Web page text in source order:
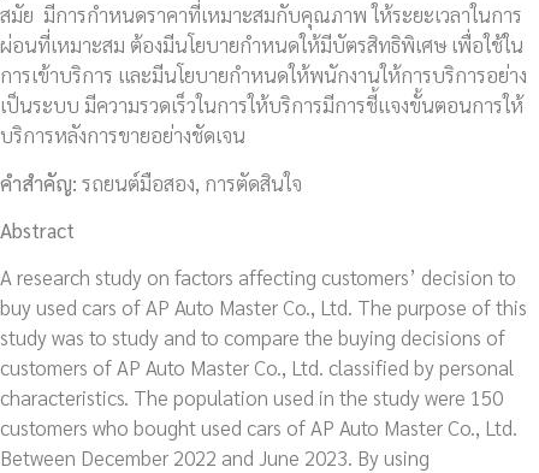
สมัย มีการกำหนดราคาที่เหมาะสมกับคุณภาพ ให้ระยะเวลาในการ
ผ่อนที่เหมาะสม ต้องมีนโยบายกำหนดให้มีบัตรสิทธิพิเศษ เพื่อใช้ใน
การเข้าบริการ และมีนโยบายกำหนดให้พนักงานให้การบริการอย่าง
เป็นระบบ มีความรวดเร็วในการให้บริการมีการชี้แจงขั้นตอนการให้
บริการหลังการขายอย่างชัดเจน
คำสำคัญ: รถยนต์มือสอง, การตัดสินใจ
Abstract
A research study on factors affecting customers’ decision to
buy used cars of AP Auto Master Co., Ltd. The purpose of this
study was to study and to compare the buying decisions of
customers of AP Auto Master Co., Ltd. classified by personal
characteristics. The population used in the study were 150
customers who bought used cars of AP Auto Master Co., Ltd.
Between December 2022 and June 2023. By using